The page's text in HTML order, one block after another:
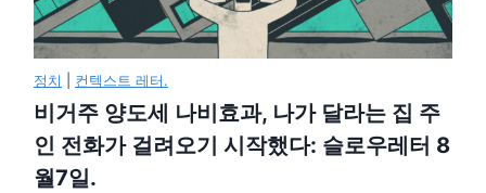
정치 컨텍스트 레터.
비거주 양도세 나비효과, 나가 달라는 집 주
인 전화가 걸려오기 시작했다: 슬로우레터 8
월7일.